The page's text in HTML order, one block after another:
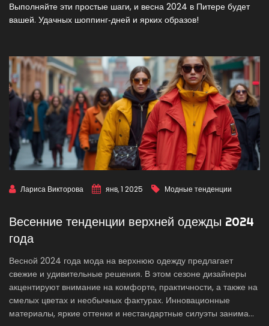
Выполняйте эти простые шаги, и весна 2024 в Питере будет
вашей. Удачных шоппинг‑дней и ярких образов!
Лариса Викторова янв, 1 2025 Модные тенденции
Весенние тенденции верхней одежды 2024
года
Весной 2024 года мода на верхнюю одежду предлагает
свежие и удивительные решения. В этом сезоне дизайнеры
акцентируют внимание на комфорте, практичности, а также на
смелых цветах и необычных фактурах. Инновационные
материалы, яркие оттенки и нестандартные силуэты занимают